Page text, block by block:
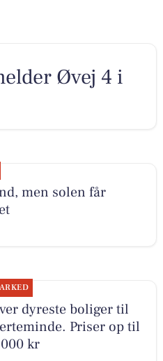
Øvej 4 i
men solen får
dyreste boliger til
Priser op til
kr